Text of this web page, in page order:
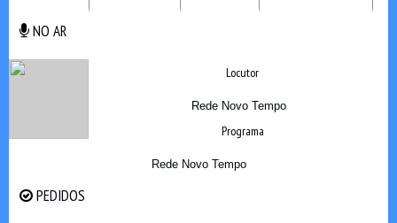
NO AR
Locutor
Rede Novo Tempo
Programa
Rede Novo Tempo
PEDIDOS